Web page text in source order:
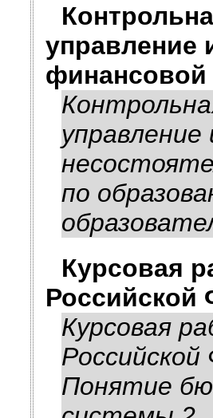
управление
финансовой
управление
по
Курсовая
Российской
Курсовая
Понятие